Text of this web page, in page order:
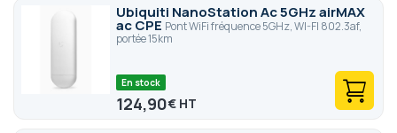
Ubiquiti NanoStation Ac 5GHz airMAX
ac CPE Pont WiFi fréquence 5GHz, WI-FI 802.3af,
portée 15km
En stock
124,90€